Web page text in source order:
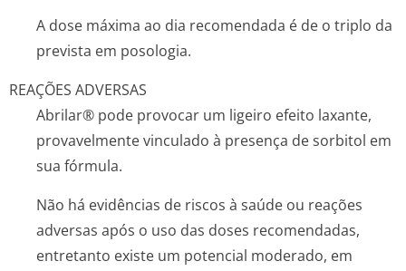
A dose máxima ao dia recomendada é de o triplo da
prevista em posologia.
REAÇÕES ADVERSAS
Abrilar® pode provocar um ligeiro efeito laxante,
provavelmente vinculado à presença de sorbitol em
sua fórmula.
Não há evidências de riscos à saúde ou reações
adversas após o uso das doses recomendadas,
entretanto existe um potencial moderado, em